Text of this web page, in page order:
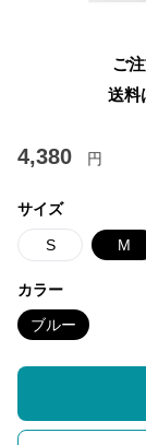
ご
送料
4,380 円
サイズ
S M
カラー
ブルー